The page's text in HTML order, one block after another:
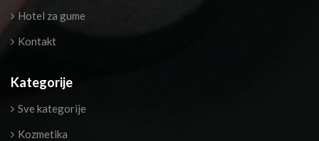
Hotel za gume
Kontakt
Kategorije
Sve kategorije
Kozmetika